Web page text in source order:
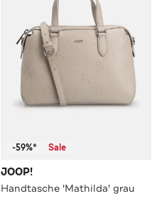
-59%* Sale
JOOP!
Handtasche 'Mathilda' grau